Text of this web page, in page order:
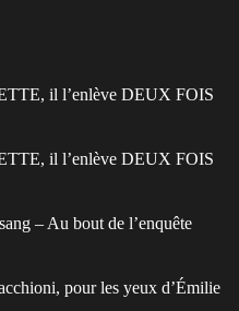
il l’enlève DEUX FOIS
il l’enlève DEUX FOIS
– Au bout de l’enquête
pour les yeux d’Émilie